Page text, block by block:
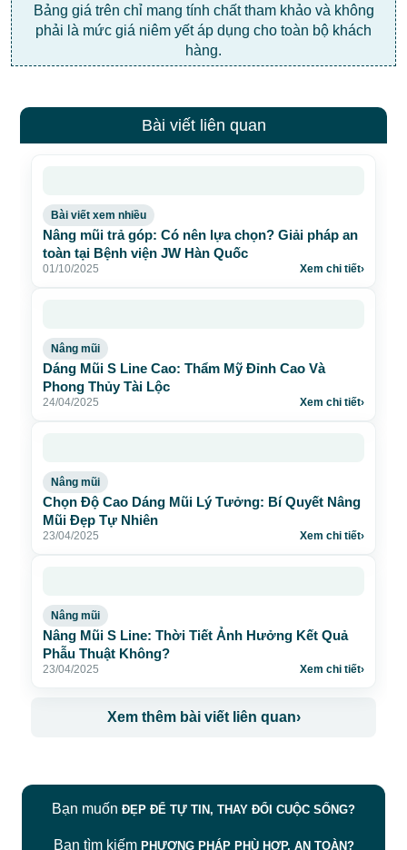
Bảng giá trên chỉ mang tính chất tham khảo và không
phải là mức giá niêm yết áp dụng cho toàn bộ khách
hàng.
Bài viết liên quan
Bài viết xem nhiều
Nâng mũi trả góp: Có nên lựa chọn? Giải pháp an
toàn tại Bệnh viện JW Hàn Quốc
01/10/2025 Xem chi tiết›
Nâng mũi
Dáng Mũi S Line Cao: Thẩm Mỹ Đỉnh Cao Và
Phong Thủy Tài Lộc
24/04/2025 Xem chi tiết›
Nâng mũi
Chọn Độ Cao Dáng Mũi Lý Tưởng: Bí Quyết Nâng
Mũi Đẹp Tự Nhiên
23/04/2025 Xem chi tiết›
Nâng mũi
Nâng Mũi S Line: Thời Tiết Ảnh Hưởng Kết Quả
Phẫu Thuật Không?
23/04/2025 Xem chi tiết›
Xem thêm bài viết liên quan›
Bạn muốn ĐẸP ĐỂ TỰ TIN, THAY ĐỔI CUỘC SỐNG?
Bạn tìm kiếm PHƯƠNG PHÁP PHÙ HỢP, AN TOÀN?